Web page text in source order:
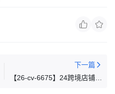
下一篇
【26-cv-6675】24跨境店铺被